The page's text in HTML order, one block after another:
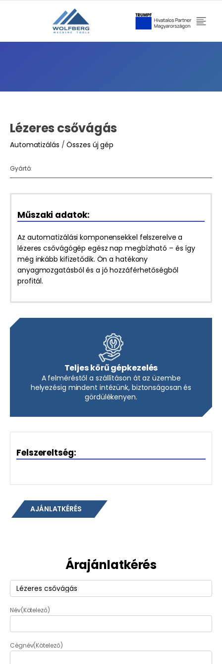
Lézeres csővágás
Automatizálás /Összes új gép
Gyártó:
Műszaki adatok:
Az automatizálási komponensekkel felszerelve a
lézeres csővágógép egész nap megbízható – és így
még inkább kifizetődik. Ön a hatékony
anyagmozgatásból és a jó hozzáférhetőségből
profitál.
Teljes körű gépkezelés
A felméréstől a szállításon át az üzembe
helyezésig mindent intézünk, biztonságosan és
gördülékenyen.
Felszereltség:
AJÁNLATKÉRÉS
Árajánlatkérés
Termék(Kötelező)
Név(Kötelező)
Cégnév(Kötelező)